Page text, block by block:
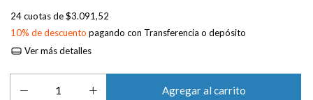
24cuotas de$3.091,52
10% de descuento pagando con Transferencia o depósito
Ver más detalles